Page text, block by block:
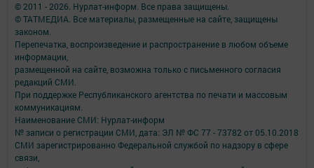
© 2011 - 2026. Нурлат-⁠информ. Все права защищены.
© ТАТМЕДИА. Все материалы, размещенные на сайте, защищены
законом.
Перепечатка, воспроизведение и распространение в любом объеме
информации,
размещенной на сайте, возможна только с письменного согласия
редакций СМИ.
При поддержке Республиканского агентства по печати и массовым
коммуникациям.
Наименование СМИ: Нурлат-⁠информ
№ записи о регистрации СМИ, дата: ЭЛ № ФС 77 -⁠ 73782 от 05.10.2018
СМИ зарегистрированно Федеральной службой по надзору в сфере
связи,